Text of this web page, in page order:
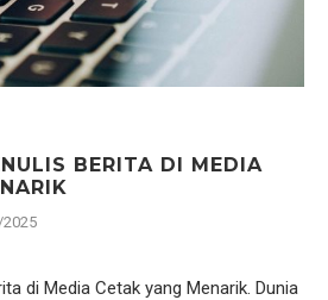
BERITA DI MEDIA
di Media Cetak yang Menarik. Dunia